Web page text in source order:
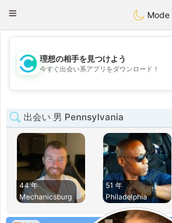
olombiaCitas
Toggle
Mode
💖
💕
理想の相手を見つけよう
今すぐ出会い系アプリをダウンロード！
出会い 男 Pennsylvania
44 年
Mechanicsburg
51 年
Philadelphia